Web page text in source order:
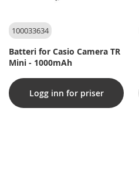
100033634
Batteri for Casio Camera TR
Mini - 1000mAh
Logg inn for priser